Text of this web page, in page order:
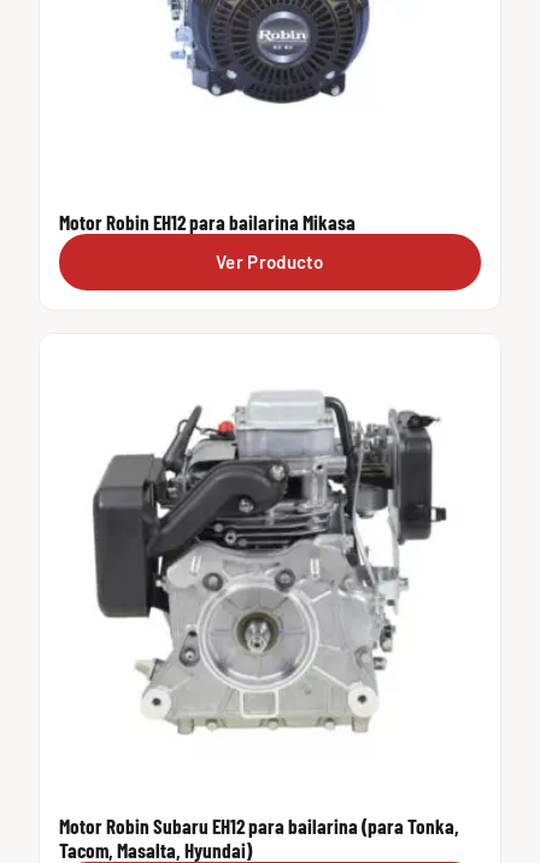
Motor Robin EH12 para bailarina Mikasa
Ver Producto
Motor Robin Subaru EH12 para bailarina (para Tonka,
Tacom, Masalta, Hyundai)